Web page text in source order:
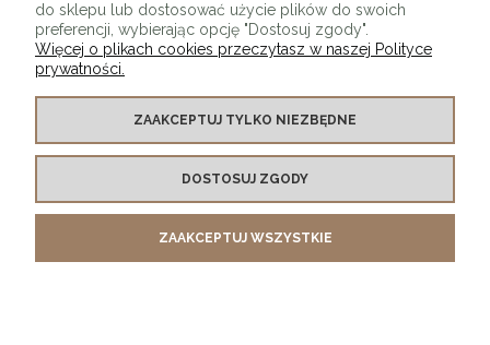
KONTAKT Z NAMI
MOJE KONTO
do sklepu lub dostosować użycie plików do swoich
preferencji, wybierając opcję "Dostosuj zgody".
Więcej o plikach cookies przeczytasz w naszej Polityce
prywatności.
ZAAKCEPTUJ TYLKO NIEZBĘDNE
DOSTOSUJ ZGODY
ZAAKCEPTUJ WSZYSTKIE